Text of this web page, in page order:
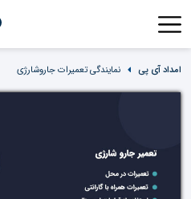
امداد آی پی نمایندگی تعمیرات جاروشارژی